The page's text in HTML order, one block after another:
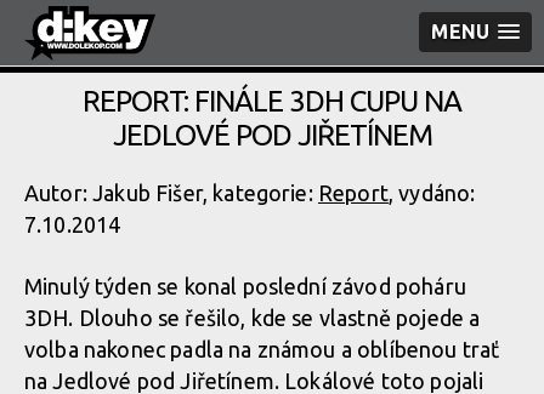
MENU
REPORT: FINÁLE 3DH CUPU NA
JEDLOVÉ POD JIŘETÍNEM
Autor: Jakub Fišer, kategorie: Report, vydáno:
7.10.2014
Minulý týden se konal poslední závod poháru
3DH. Dlouho se řešilo, kde se vlastně pojede a
volba nakonec padla na známou a oblíbenou trať
na Jedlové pod Jiřetínem. Lokálové toto pojali